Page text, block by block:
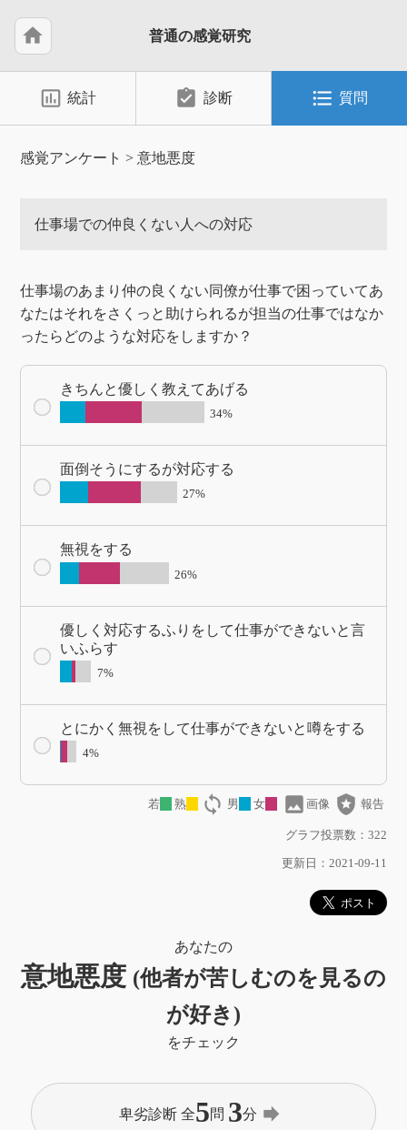
home 普通の感覚研究
insert_chart_outlined 統計 assignment_turned_in 診断 format_list_bulleted 質問
感覚アンケート >意地悪度
仕事場での仲良くない人への対応
仕事場のあまり仲の良くない同僚が仕事で困っていてあ
なたはそれをさくっと助けられるが担当の仕事ではなか
ったらどのような対応をしますか？
きちんと優しく教えてあげる
34%
面倒そうにするが対応する
27%
無視をする
26%
優しく対応するふりをして仕事ができないと言
いふらす
7%
とにかく無視をして仕事ができないと噂をする
4%
若 熟 loop 男 女 image 画像 local_police 報告
グラフ投票数：322
更新日：2021-09-11
あなたの
意地悪度 (他者が苦しむのを見るの
が好き)
をチェック
卑劣診断 全5問 3分 forward